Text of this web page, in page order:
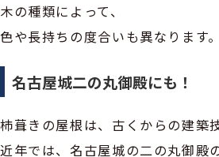
木の種類によって、
色や長持ちの度合いも異なります。
名古屋城二の丸御殿にも！
杮葺きの屋根は、古くからの建築
近年では、名古屋城の二の丸御殿